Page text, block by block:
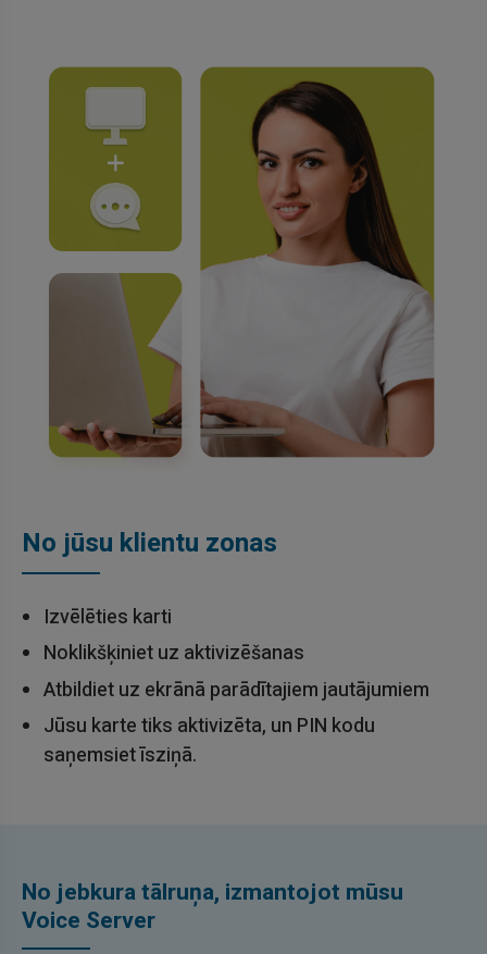
No jūsu klientu zonas
Izvēlēties karti
Noklikšķiniet uz aktivizēšanas
Atbildiet uz ekrānā parādītajiem jautājumiem
Jūsu karte tiks aktivizēta, un PIN kodu
saņemsiet īsziņā.
No jebkura tālruņa, izmantojot mūsu
Voice Server